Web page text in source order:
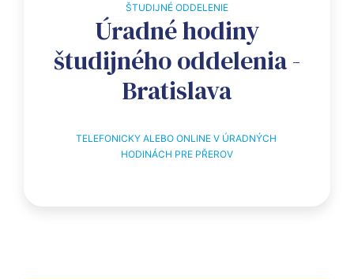
ŠTUDIJNÉ ODDELENIE
Úradné hodiny
študijného oddelenia -
Bratislava
TELEFONICKY ALEBO ONLINE V ÚRADNÝCH
HODINÁCH PRE PŘEROV